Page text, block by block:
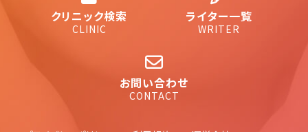
クリニック検索
CLINIC
ライター一覧
WRITER
お問い合わせ
CONTACT